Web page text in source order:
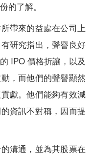
的了解。
帶來的益處在公司上
研究指出，聲譽良好
IPO 價格折讓，以及
，而他們的聲譽顯然
獻。他們能夠有效減
資訊不對稱，因而提
溝通，並為其股票在